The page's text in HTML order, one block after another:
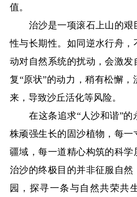
值。
治沙是一项滚石上山的艰
性与长期性。如同逆水行舟，
动对自然系统的扰动，会激发
复“原状”的动力，稍有松懈，
来，导致沙丘活化等风险。
在这条追求“人沙和谐”的
株顽强生长的固沙植物，每一
疆域，每一道精心构筑的科学
治沙的终极目的并非征服自然
园，探寻一条与自然共荣共